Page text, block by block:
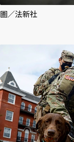
圖／法新社